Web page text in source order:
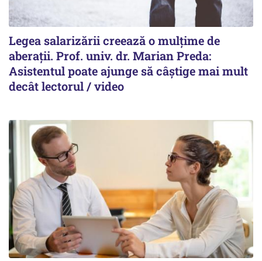
Legea salarizării creează o mulțime de
aberații. Prof. univ. dr. Marian Preda:
Asistentul poate ajunge să câștige mai mult
decât lectorul / video